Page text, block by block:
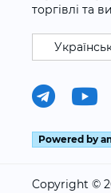
торгівлі та
Powered by
Copyright ©